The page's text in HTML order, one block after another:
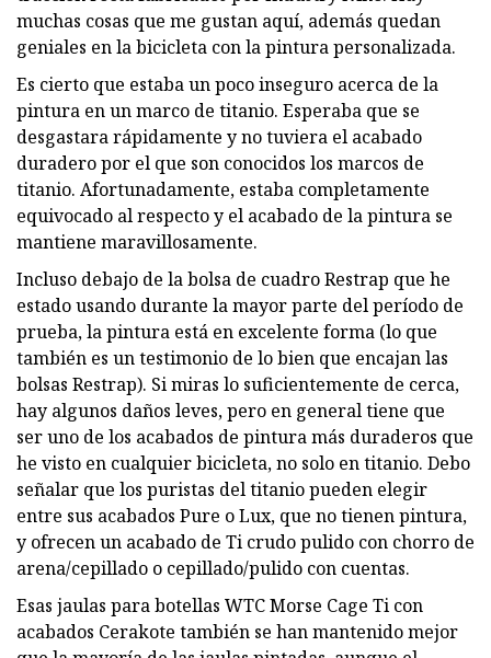
muchas cosas que me gustan aquí, además quedan
geniales en la bicicleta con la pintura personalizada.
Es cierto que estaba un poco inseguro acerca de la
pintura en un marco de titanio. Esperaba que se
desgastara rápidamente y no tuviera el acabado
duradero por el que son conocidos los marcos de
titanio. Afortunadamente, estaba completamente
equivocado al respecto y el acabado de la pintura se
mantiene maravillosamente.
Incluso debajo de la bolsa de cuadro Restrap que he
estado usando durante la mayor parte del período de
prueba, la pintura está en excelente forma (lo que
también es un testimonio de lo bien que encajan las
bolsas Restrap). Si miras lo suficientemente de cerca,
hay algunos daños leves, pero en general tiene que
ser uno de los acabados de pintura más duraderos que
he visto en cualquier bicicleta, no solo en titanio. Debo
señalar que los puristas del titanio pueden elegir
entre sus acabados Pure o Lux, que no tienen pintura,
y ofrecen un acabado de Ti crudo pulido con chorro de
arena/cepillado o cepillado/pulido con cuentas.
Esas jaulas para botellas WTC Morse Cage Ti con
acabados Cerakote también se han mantenido mejor